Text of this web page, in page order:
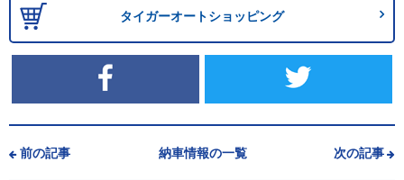
タイガーオートショッピング
前の記事 納車情報の一覧 次の記事